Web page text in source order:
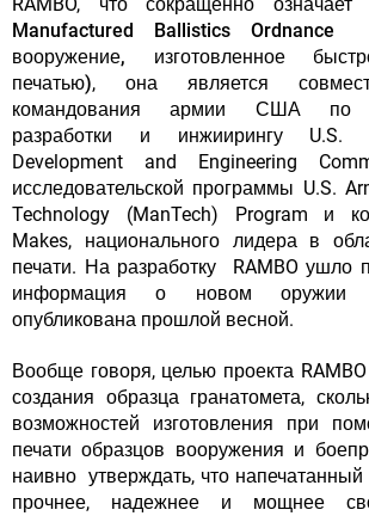
Manufactured Ballistics Ordnance
вооружение, изготовленное
печатью), она является
командования армии США по
разработки и инжиирингу U.S.
Development and Engineering
исследовательской программы U.S.
Technology (ManTech) Program и
Makes, национального лидера в
печати. На разработку RAMBO ушло
информация о новом оружии
опубликована прошлой весной.
Вообще говоря, целью проекта
создания образца гранатомета,
возможностей изготовления при
печати образцов вооружения и
наивно утверждать, что напечатанный
прочнее, надежнее и мощнее